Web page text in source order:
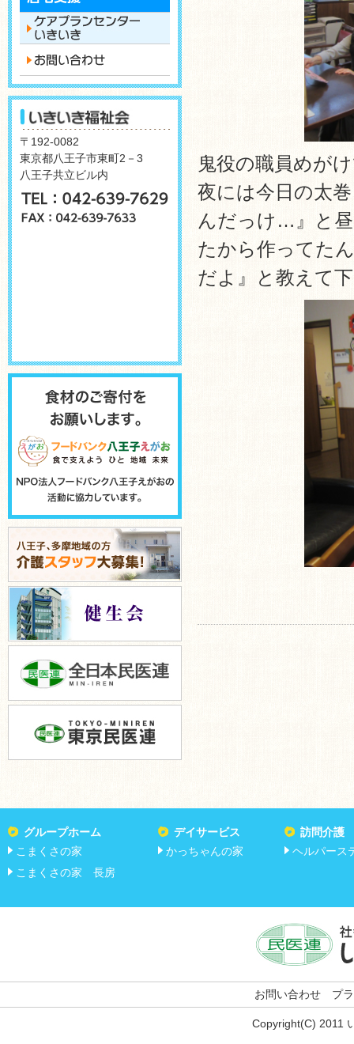
鬼役の職員めが
夜には今日の太
んだっけ…』と
たから作ってた
だよ』と教えて
〒192-0082
東京都八王子市東町2－3
八王子共立ビル内
グループホーム
こまくさの家
こまくさの家 長房
デイサービス
かっちゃんの家
訪問介護
ヘルパース
お問い合わせ プ
Copyright(C) 2011